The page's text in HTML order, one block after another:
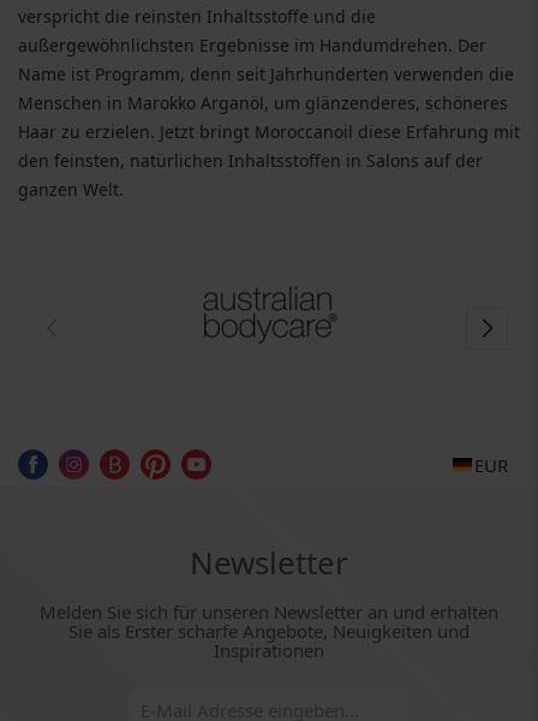
verspricht die reinsten Inhaltsstoffe und die
außergewöhnlichsten Ergebnisse im Handumdrehen. Der
Name ist Programm, denn seit Jahrhunderten verwenden die
Menschen in Marokko Arganöl, um glänzenderes, schöneres
Haar zu erzielen. Jetzt bringt Moroccanoil diese Erfahrung mit
den feinsten, natürlichen Inhaltsstoffen in Salons auf der
ganzen Welt.
EUR
Newsletter
Melden Sie sich für unseren Newsletter an und erhalten
Sie als Erster scharfe Angebote, Neuigkeiten und
Inspirationen